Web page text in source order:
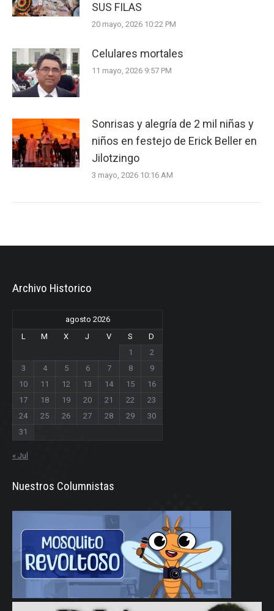
SUS FILAS
20 mayo, 2026 10:22 PM
Celulares mortales
11 mayo, 2026 9:57 PM
Sonrisas y alegría de 2 mil niñas y
niños en festejo de Erick Beller en
Jilotzingo
3 mayo, 2026 10:16 AM
Archivo Historico
agosto 2026
L
M X J V S
D
1
2
3
4 5 6 7 8
9
10
11 12 13 14 15
16
17
18 19 20 21 22
23
24
25 26 27 28 29
30
31
« Jul
Nuestros Columnistas